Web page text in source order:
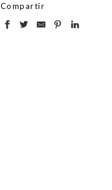
Compartir